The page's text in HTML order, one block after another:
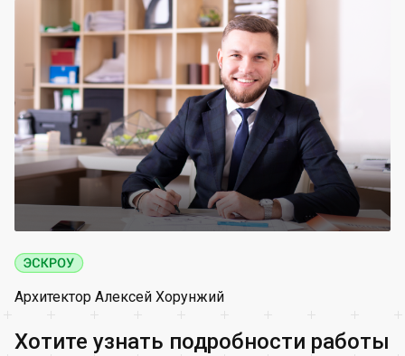
Архитектор Алексей Хорунжий
Хотите узнать подробности работы